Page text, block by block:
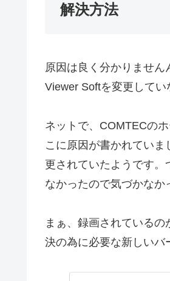
解決方法
原因は良く分かりません
Viewer Softを変更してい
ネットで、COMTECの
こに原因が書かれてい
更されていたようです
なかったので気づかな
まぁ、録画されている
決の為に必要な新しいバ